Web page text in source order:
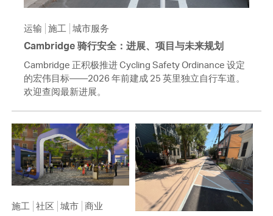
运输 施工 城市服务
Cambridge 骑行安全：进展、项目与未来规划
Cambridge 正积极推进 Cycling Safety Ordinance 设定
的宏伟目标——2026 年前建成 25 英里独立自行车道。
欢迎查阅最新进展。
施工 社区 城市 商业